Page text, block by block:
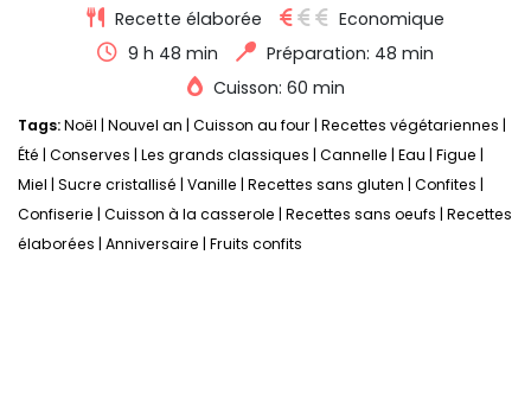
Recette élaborée
Economique
9 h 48 min
Préparation: 48 min
Cuisson: 60 min
Tags:Noël Nouvel an Cuisson au four Recettes végétariennes
Été Conserves Les grands classiques Cannelle Eau Figue
Miel Sucre cristallisé Vanille Recettes sans gluten Confites
Confiserie Cuisson à la casserole Recettes sans oeufs Recettes
élaborées Anniversaire Fruits confits